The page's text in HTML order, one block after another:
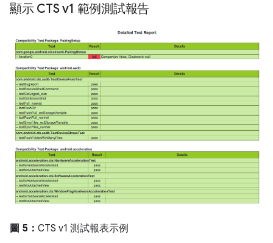
顯示 CTS v1 範例測試報告
圖 5： CTS v1 測試報表示例